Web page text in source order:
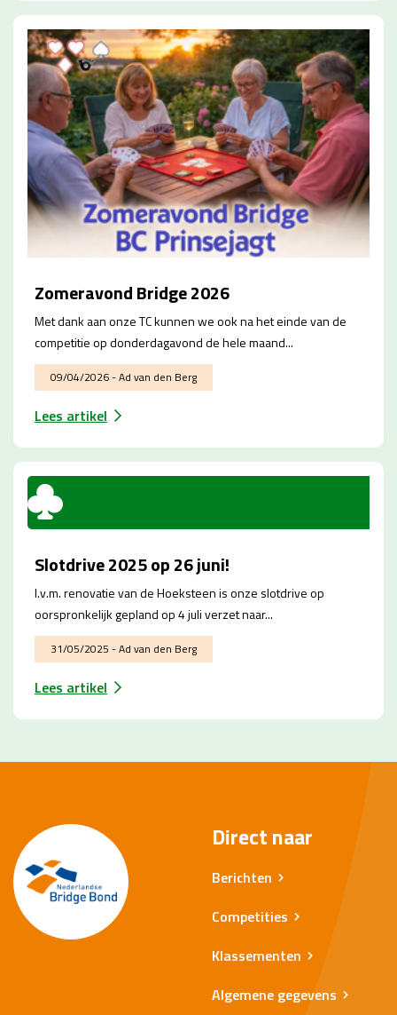
Zomeravond Bridge 2026
Met dank aan onze TC kunnen we ook na het einde van de
competitie op donderdagavond de hele maand...
09/04/2026 - Ad van den Berg
Lees artikel
Slotdrive 2025 op 26 juni!
I.v.m. renovatie van de Hoeksteen is onze slotdrive op
oorspronkelijk gepland op 4 juli verzet naar...
31/05/2025 - Ad van den Berg
Lees artikel
Direct naar
Berichten
Competities
Klassementen
Algemene gegevens